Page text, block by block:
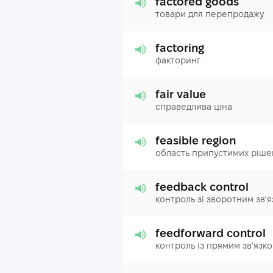
товари для перепродажу
factoring
факторинг
fair value
справедлива ціна
feasible region
область припустимих
feedback control
контроль зі зворотним
feedforward control
контроль із прямим